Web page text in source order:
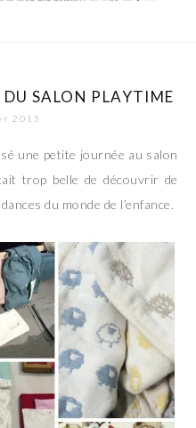
DU SALON PLAYTIME
2015
une petite journée au salon
trop belle de découvrir de
du monde de l’enfance.